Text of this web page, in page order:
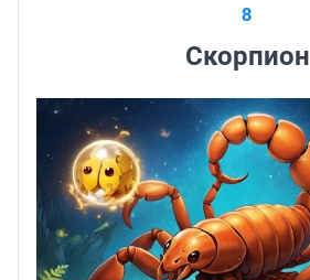
8
Скорпион